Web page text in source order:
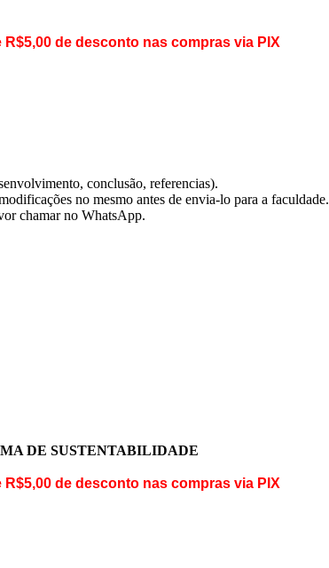
de desconto nas compras via PIX
conclusão, referencias).
no mesmo antes de envia-lo para a faculdade.
chamar no WhatsApp.
DE SUSTENTABILIDADE
de desconto nas compras via PIX